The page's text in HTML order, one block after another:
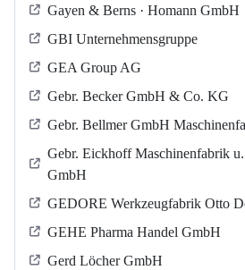
Gayen & Berns · Homann GmbH
GBI Unternehmensgruppe
GEA Group AG
Gebr. Becker GmbH & Co. KG
Gebr. Bellmer GmbH
Gebr. Eickhoff Maschinenfabrik
GmbH
GEDORE Werkzeugfabrik Otto
GEHE Pharma Handel GmbH
Gerd Löcher GmbH